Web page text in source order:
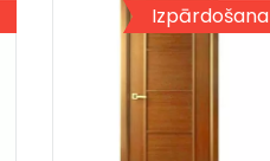
Izpārdošana